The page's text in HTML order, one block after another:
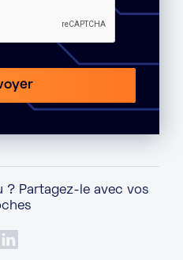
? Partagez-le avec vos